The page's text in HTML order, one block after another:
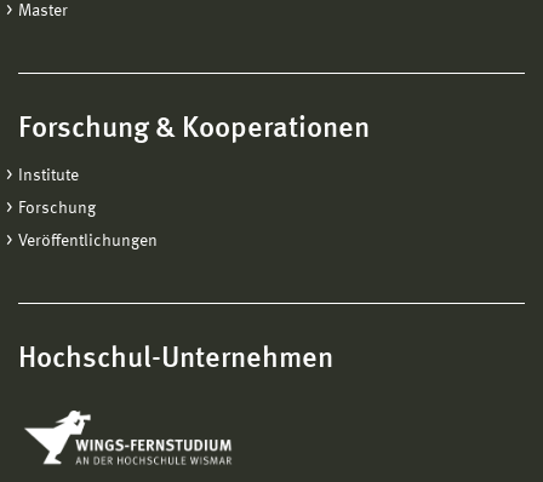
Master
Forschung & Kooperationen
Institute
Forschung
Veröffentlichungen
Hochschul-Unternehmen